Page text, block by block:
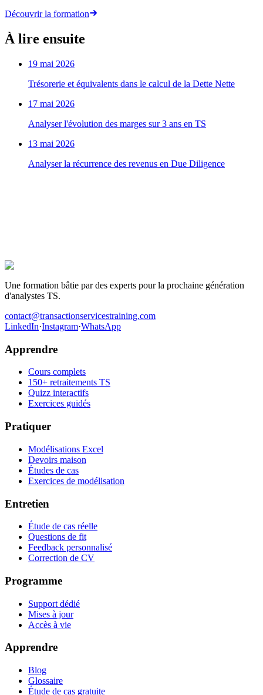
Découvrir la formation
À lire ensuite
19 mai 2026
Trésorerie et équivalents dans le calcul de la Dette Nette
17 mai 2026
Analyser l'évolution des marges sur 3 ans en TS
13 mai 2026
Analyser la récurrence des revenus en Due Diligence
Être recruté en Transaction Services
Une formation bâtie par des experts pour la prochaine génération
d'analystes TS.
contact@transactionservicestraining.com
LinkedIn·Instagram·WhatsApp
Apprendre
Cours complets
150+ retraitements TS
Quizz interactifs
Exercices guidés
Pratiquer
Modélisations Excel
Devoirs maison
Études de cas
Exercices de modélisation
Entretien
Étude de cas réelle
Questions de fit
Feedback personnalisé
Correction de CV
Programme
Support dédié
Mises à jour
Accès à vie
Apprendre
Blog
Glossaire
Étude de cas gratuite